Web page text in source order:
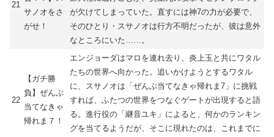
21
サノオをさ
がせ！
が欠けてしまっていた。直すには神7の力が必要で、
そのひとり・スサノオは行方不明だったが、彼は意外
なところにいた……。
22
【ガチ勝
負】ぜんぶ
当てなきゃ
帰れま７！
エンジョーダはマロを連れ去り、炎上玉と共にワタル
たちの世界へ向かった。追いかけようとするワタル
に、スサノオは「ぜんぶ当てなきゃ帰れま7」に挑戦
すれば、ふたつの世界をつなぐゲートが出現すると語
る。進行役の「継音ユキ」によると、何かのランキン
グを当てるようだが、そこに現れたのは、これまでに